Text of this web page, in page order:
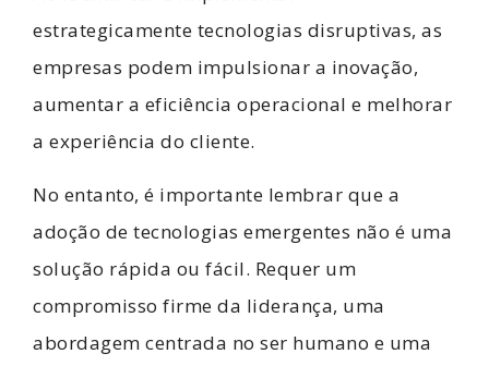
estrategicamente tecnologias disruptivas, as
empresas podem impulsionar a inovação,
aumentar a eficiência operacional e melhorar
a experiência do cliente.
No entanto, é importante lembrar que a
adoção de tecnologias emergentes não é uma
solução rápida ou fácil. Requer um
compromisso firme da liderança, uma
abordagem centrada no ser humano e uma